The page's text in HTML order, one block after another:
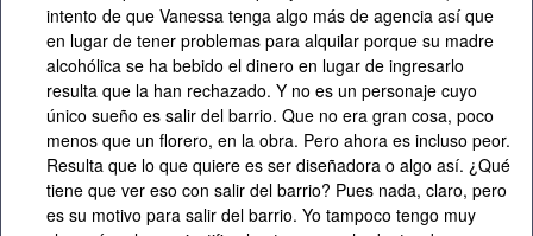
intento de que Vanessa tenga algo más de agencia así que
en lugar de tener problemas para alquilar porque su madre
alcohólica se ha bebido el dinero en lugar de ingresarlo
resulta que la han rechazado. Y no es un personaje cuyo
único sueño es salir del barrio. Que no era gran cosa, poco
menos que un florero, en la obra. Pero ahora es incluso peor.
Resulta que lo que quiere es ser diseñadora o algo así. ¿Qué
tiene que ver eso con salir del barrio? Pues nada, claro, pero
es su motivo para salir del barrio. Yo tampoco tengo muy